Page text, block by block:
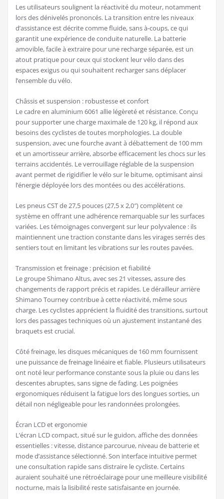
Les utilisateurs soulignent la réactivité du moteur, notamment
lors des dénivelés prononcés. La transition entre les niveaux
d’assistance est décrite comme fluide, sans à-coups, ce qui
garantit une expérience de conduite naturelle. La batterie
amovible, facile à extraire pour une recharge séparée, est un
atout pratique pour ceux qui stockent leur vélo dans des
espaces exigus ou qui souhaitent recharger sans déplacer
l’ensemble du vélo.
Châssis et suspension : robustesse et confort
Le cadre en aluminium 6061 allie légèreté et résistance. Conçu
pour supporter une charge maximale de 120 kg, il répond aux
besoins des cyclistes de toutes morphologies. La double
suspension, avec une fourche avant à débattement de 100 mm
et un amortisseur arrière, absorbe efficacement les chocs sur les
terrains accidentés. Le verrouillage réglable de la suspension
avant permet de rigidifier le vélo sur le bitume, optimisant ainsi
l’énergie déployée lors des montées ou des accélérations.
Les pneus CST de 27,5 pouces (27,5 x 2,0″) complètent ce
système en offrant une adhérence remarquable sur les surfaces
variées. Les témoignages convergent sur leur polyvalence : ils
maintiennent une traction constante dans les virages serrés des
sentiers tout en limitant les vibrations sur les routes pavées.
Transmission et freinage : précision et fiabilité
Le groupe Shimano Altus, avec ses 21 vitesses, assure des
changements de rapport précis et rapides. Le dérailleur arrière
Shimano Tourney contribue à cette réactivité, même sous
charge. Les cyclistes apprécient la fluidité des transitions, surtout
lors des passages techniques où un ajustement instantané des
braquets est crucial.
Côté freinage, les disques mécaniques de 160 mm fournissent
une puissance de freinage linéaire et fiable. Plusieurs utilisateurs
ont noté leur performance constante sous la pluie ou dans les
descentes abruptes, sans signe de fading. Les poignées
ergonomiques réduisent la fatigue lors des longues sorties, un
détail non négligeable pour les randonnées prolongées.
Écran LCD et ergonomie
L’écran LCD compact, situé sur le guidon, affiche des données
essentielles : vitesse, distance parcourue, niveau de batterie et
mode d’assistance sélectionné. Son interface intuitive permet
une consultation rapide sans distraire le cycliste. Certains
auraient souhaité une rétroéclairage pour une meilleure visibilité
nocturne, mais la lisibilité reste satisfaisante en journée.